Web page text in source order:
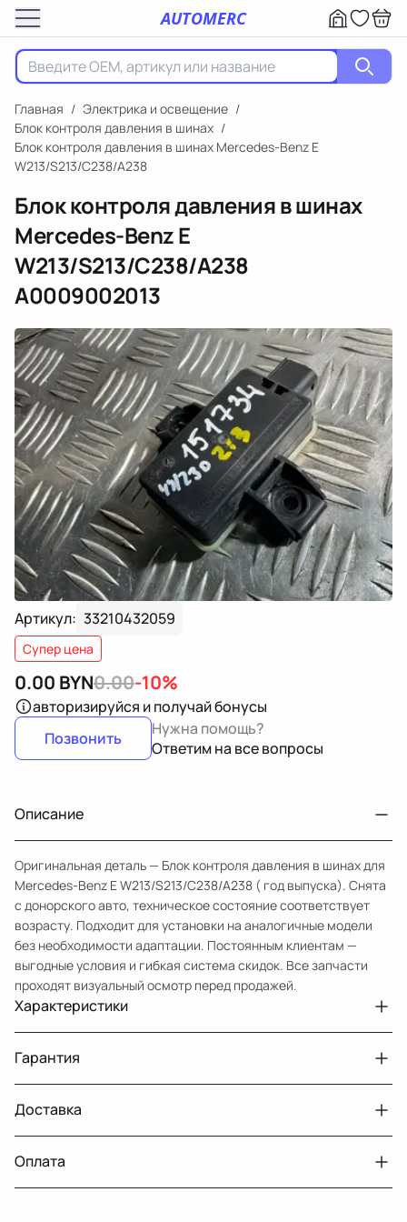
AUTOMERC
Главная / Электрика и освещение /
Блок контроля давления в шинах /
Блок контроля давления в шинах Mercedes-Benz E
W213/S213/C238/A238
Блок контроля давления в шинах
Mercedes-Benz E
W213/S213/C238/A238
A0009002013
Артикул: 33210432059
Супер цена
0.00 BYN0.00-10%
авторизируйся и получай бонусы
Позвонить
Нужна помощь?
Ответим на все вопросы
Описание
Оригинальная деталь — Блок контроля давления в шинах для
Mercedes-Benz E W213/S213/C238/A238 ( год выпуска). Снята
с донорского авто, техническое состояние соответствует
возрасту. Подходит для установки на аналогичные модели
без необходимости адаптации. Постоянным клиентам —
выгодные условия и гибкая система скидок. Все запчасти
проходят визуальный осмотр перед продажей.
Характеристики
Авто
MercedesBenz E W213
Год
2016 2021
Тег
Мерседес Бенс Е
Гарантия
Двигатели с навесным или без навесного
оборудования
30 дней
Датчик давления топлива, насос
14 дней
Доставка
Оплата